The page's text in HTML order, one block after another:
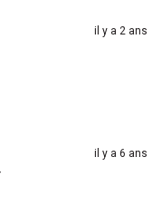
il y a 2 ans
il y a 6 ans